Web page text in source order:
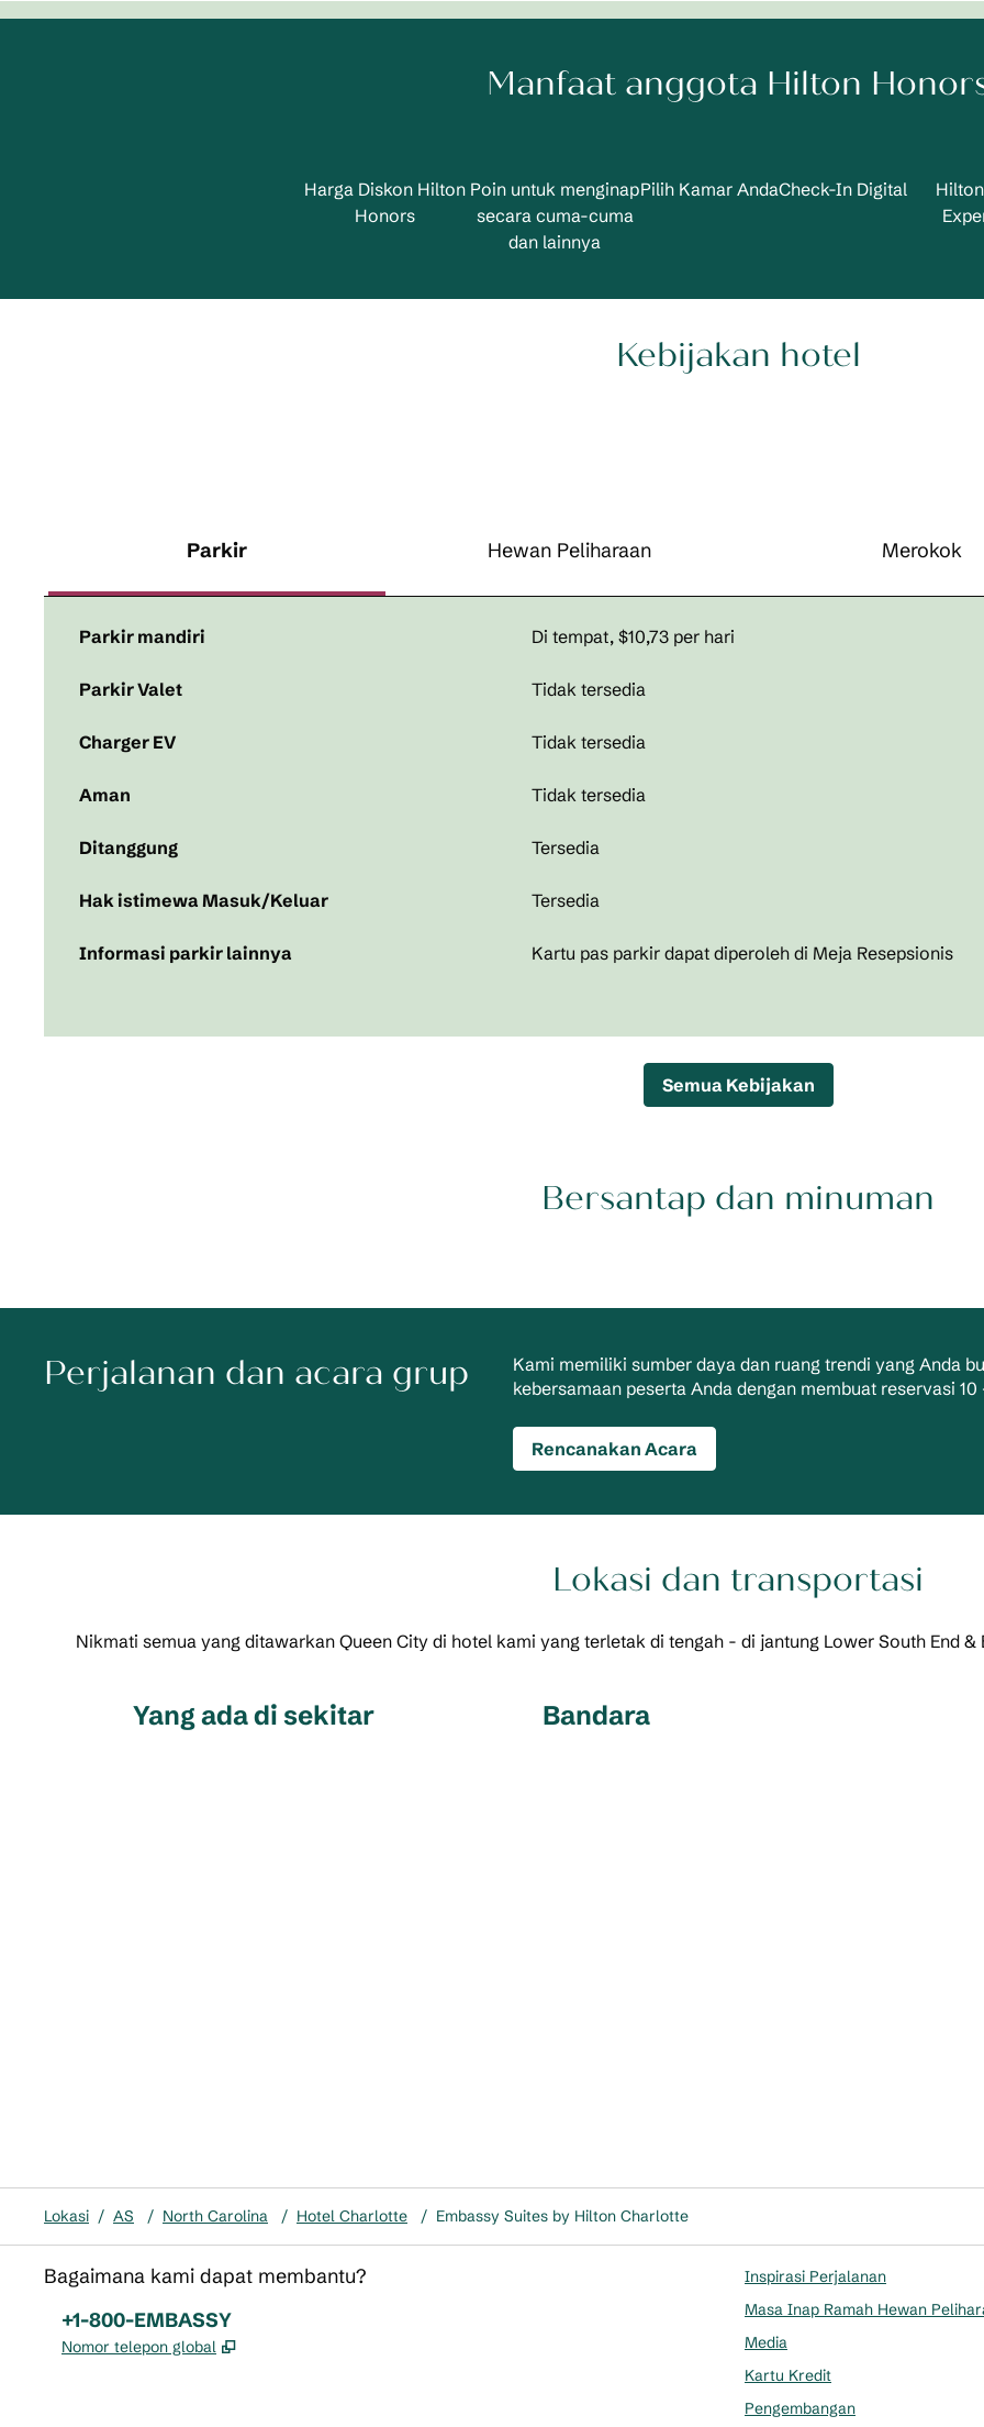
Manfaat anggota Hilton
Harga Diskon Hilton
Honors
Poin untuk menginap
secara cuma-cuma
dan lainnya
Pilih Kamar AndaCheck-In Digital
Kebijakan hotel
Parkir Hewan Peliharaan Merokok
Parkir mandiri Di tempat, $10,73 per hari
Parkir Valet Tidak tersedia
Charger EV Tidak tersedia
Aman Tidak tersedia
Ditanggung Tersedia
Hak istimewa Masuk/Keluar Tersedia
Informasi parkir lainnya Kartu pas parkir dapat diperoleh di Meja Resepsionis
Semua Kebijakan
Bersantap dan minuman
Perjalanan dan acara grup
Kami memiliki sumber daya dan ruang trendi yang Anda
kebersamaan peserta Anda dengan membuat reservasi
Rencanakan Acara
Lokasi dan transportasi
Nikmati semua yang ditawarkan Queen City di hotel kami yang terletak di tengah - di jantung Lower South End
Yang ada di sekitar Bandara
Lokasi / AS / North Carolina / Hotel Charlotte / Embassy Suites by Hilton Charlotte
Bagaimana kami dapat membantu?
Telepon:
+1-800-EMBASSY
Nomor telepon global ,
Inspirasi Perjalanan
Masa Inap Ramah Hewan
Media
Kartu Kredit
Pengembangan